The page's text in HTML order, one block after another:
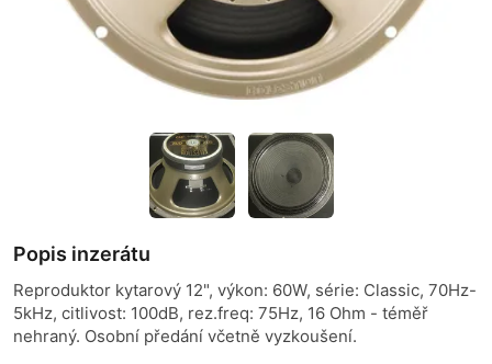
Popis inzerátu
Reproduktor kytarový 12", výkon: 60W, série: Classic, 70Hz-
5kHz, citlivost: 100dB, rez.freq: 75Hz, 16 Ohm - téměř
nehraný. Osobní předání včetně vyzkoušení.